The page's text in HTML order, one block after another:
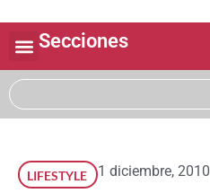
Secciones
LIFESTYLE 1 diciembre, 2010